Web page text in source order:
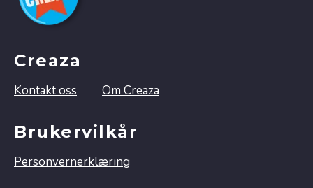
Creaza
Kontakt oss Om Creaza
Brukervilkår
Personvernerklæring